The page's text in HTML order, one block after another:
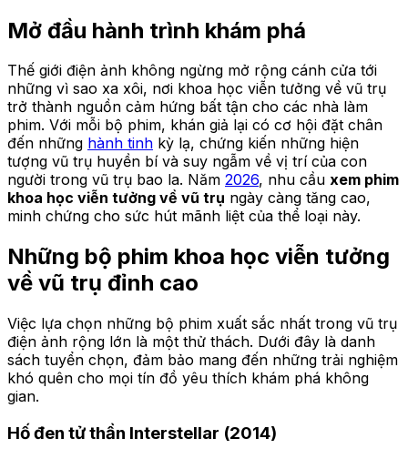
Mở đầu hành trình khám phá
Thế giới điện ảnh không ngừng mở rộng cánh cửa tới
những vì sao xa xôi, nơi khoa học viễn tưởng về vũ trụ
trở thành nguồn cảm hứng bất tận cho các nhà làm
phim. Với mỗi bộ phim, khán giả lại có cơ hội đặt chân
đến những hành tinh kỳ lạ, chứng kiến những hiện
tượng vũ trụ huyền bí và suy ngẫm về vị trí của con
người trong vũ trụ bao la. Năm 2026, nhu cầu xem phim
khoa học viễn tưởng về vũ trụ ngày càng tăng cao,
minh chứng cho sức hút mãnh liệt của thể loại này.
Những bộ phim khoa học viễn tưởng
về vũ trụ đỉnh cao
Việc lựa chọn những bộ phim xuất sắc nhất trong vũ trụ
điện ảnh rộng lớn là một thử thách. Dưới đây là danh
sách tuyển chọn, đảm bảo mang đến những trải nghiệm
khó quên cho mọi tín đồ yêu thích khám phá không
gian.
Hố đen tử thần Interstellar (2014)